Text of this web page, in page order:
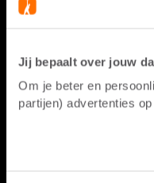
Jij bepaalt over jouw
Om je beter en
partijen) advertenties